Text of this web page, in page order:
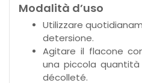
Modalità d’uso
Utilizzare
detersione.
Agitare il flacone
una piccola
décolleté.